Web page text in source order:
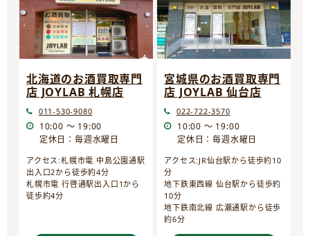
北海道のお酒買取専門
店 JOYLAB 札幌店
011-530-9080
10:00 ～ 19:00
定休日：毎週水曜日
アクセス:札幌市電 中島公園通駅
出入口2から徒歩約4分
札幌市電 行啓通駅出入口1から
徒歩約4分
宮城県のお酒買取専門
店 JOYLAB 仙台店
022-722-3570
10:00 ～ 19:00
定休日：毎週水曜日
アクセス:JR仙台駅から徒歩約10
分
地下鉄東西線 仙台駅から徒歩約
10分
地下鉄南北線 広瀬通駅から徒歩
約6分